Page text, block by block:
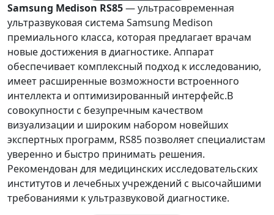
Samsung Medison RS85— ультрасовременная
ультразвуковая система Samsung Medison
премиального класса, которая предлагает врачам
новые достижения в диагностике. Аппарат
обеспечивает комплексный подход к исследованию,
имеет расширенные возможности встроенного
интеллекта и оптимизированный интерфейс.В
совокупности с безупречным качеством
визуализации и широким набором новейших
экспертных программ, RS85 позволяет специалистам
уверенно и быстро принимать решения.
Рекомендован для медицинских исследовательских
институтов и лечебных учреждений с высочайшими
требованиями к ультразвуковой диагностике.